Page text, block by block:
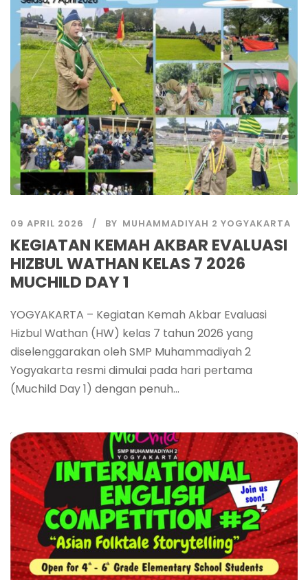
09 APRIL 2026 BY MUHAMMADIYAH 2 YOGYAKARTA
KEGIATAN KEMAH AKBAR EVALUASI
HIZBUL WATHAN KELAS 7 2026
MUCHILD DAY 1
YOGYAKARTA – Kegiatan Kemah Akbar Evaluasi
Hizbul Wathan (HW) kelas 7 tahun 2026 yang
diselenggarakan oleh SMP Muhammadiyah 2
Yogyakarta resmi dimulai pada hari pertama
(Muchild Day 1) dengan penuh...